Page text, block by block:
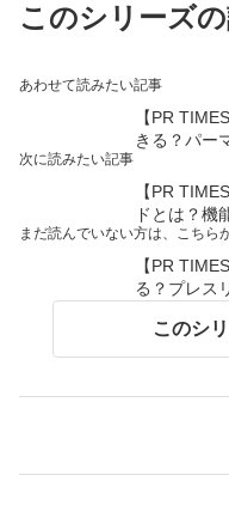
このシリーズ
あわせて読みたい記事
【PR
きる？パー
次に読みたい記事
【PR
ドとは？機
まだ読んでいない方は、こちら
【PR
る？プレス
このシ